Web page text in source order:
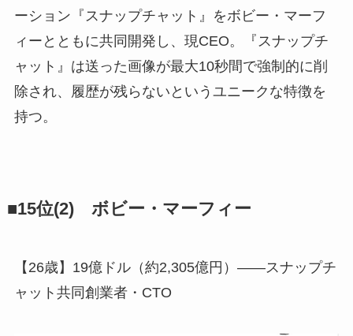
ーション『スナップチャット』をボビー・マーフ
ィーとともに共同開発し、現CEO。『スナップチ
ャット』は送った画像が最大10秒間で強制的に削
除され、履歴が残らないというユニークな特徴を
持つ。
■15位(2) ボビー・マーフィー
【26歳】19億ドル（約2,305億円）――スナップチ
ャット共同創業者・CTO